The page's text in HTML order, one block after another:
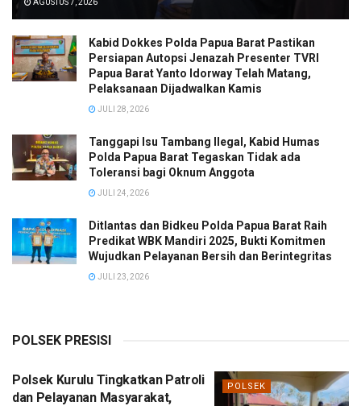
AGUSTUS 7, 2026
Kabid Dokkes Polda Papua Barat Pastikan
Persiapan Autopsi Jenazah Presenter TVRI
Papua Barat Yanto Idorway Telah Matang,
Pelaksanaan Dijadwalkan Kamis
JULI 28, 2026
Tanggapi Isu Tambang Ilegal, Kabid Humas
Polda Papua Barat Tegaskan Tidak ada
Toleransi bagi Oknum Anggota
JULI 24, 2026
Ditlantas dan Bidkeu Polda Papua Barat Raih
Predikat WBK Mandiri 2025, Bukti Komitmen
Wujudkan Pelayanan Bersih dan Berintegritas
JULI 23, 2026
POLSEK PRESISI
POLSEK
Polsek Kurulu Tingkatkan Patroli
dan Pelayanan Masyarakat,